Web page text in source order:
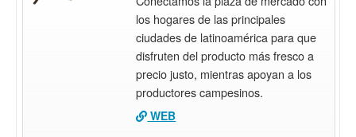
los hogares de las principales
ciudades de latinoamérica para que
disfruten del producto más fresco a
precio justo, mientras apoyan a los
productores campesinos.
WEB